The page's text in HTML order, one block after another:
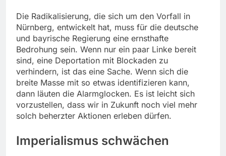
Die Radikalisierung, die sich um den Vorfall in
Nürnberg, entwickelt hat, muss für die deutsche
und bayrische Regierung eine ernsthafte
Bedrohung sein. Wenn nur ein paar Linke bereit
sind, eine Deportation mit Blockaden zu
verhindern, ist das eine Sache. Wenn sich die
breite Masse mit so etwas identifizieren kann,
dann läuten die Alarmglocken. Es ist leicht sich
vorzustellen, dass wir in Zukunft noch viel mehr
solch beherzter Aktionen erleben dürfen.
Imperialismus schwächen